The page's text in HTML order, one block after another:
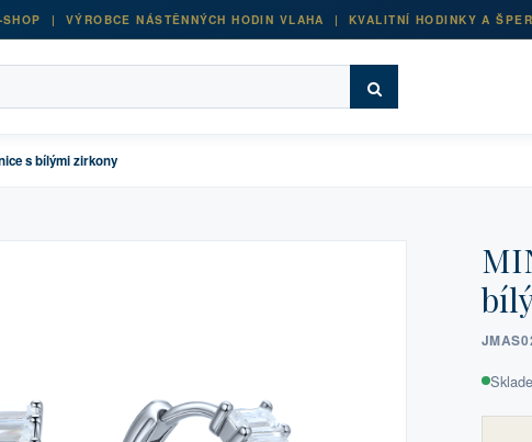
SHOP | VÝROBCE NÁSTĚNNÝCH HODIN VLAHA | KVALITNÍ HODINKY A
s bílými zirkony